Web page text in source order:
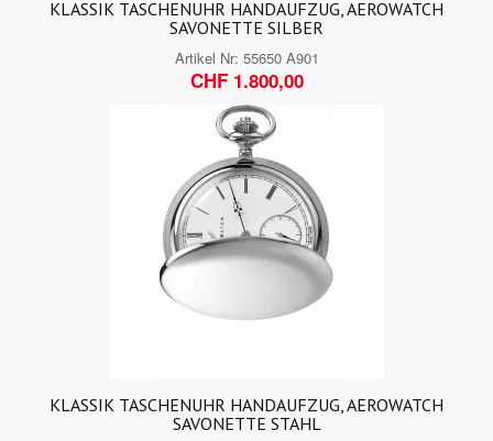
KLASSIK TASCHENUHR HANDAUFZUG, AEROWATCH
SAVONETTE SILBER
Artikel Nr: 55650 A901
CHF 1.800,00
KLASSIK TASCHENUHR HANDAUFZUG, AEROWATCH
SAVONETTE STAHL